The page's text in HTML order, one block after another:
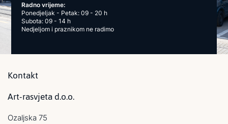
Radno vrijeme:
Ponedjeljak - Petak: 09 - 20 h
Subota: 09 - 14 h
Nedjeljom i praznikom ne radimo
Kontakt
Art-rasvjeta d.o.o.
Ozaljska 75